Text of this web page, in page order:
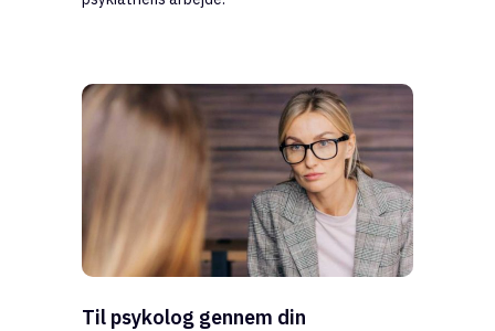
Til psykolog gennem din